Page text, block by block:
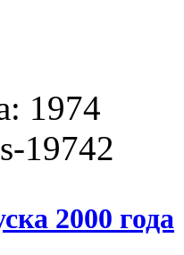
1974
19742
2000 года